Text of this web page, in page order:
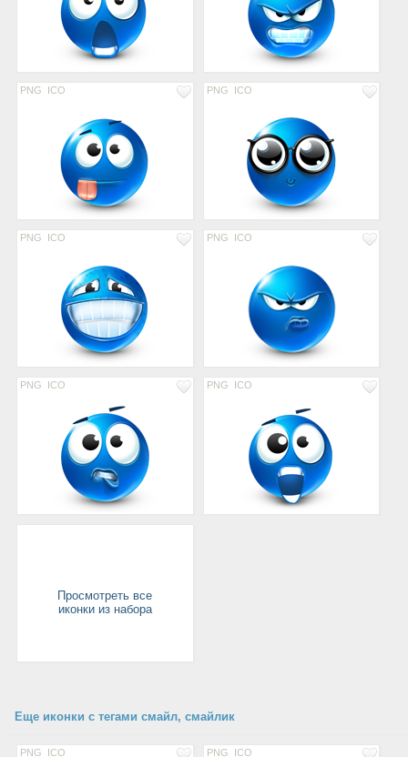
PNG ICO PNG ICO
PNG ICO PNG ICO
PNG ICO PNG ICO
Просмотреть все
иконки из набора
Еще иконки с тегами смайл, смайлик
PNG ICO PNG ICO